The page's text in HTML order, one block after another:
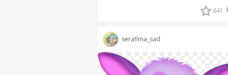
641
serafima_sad